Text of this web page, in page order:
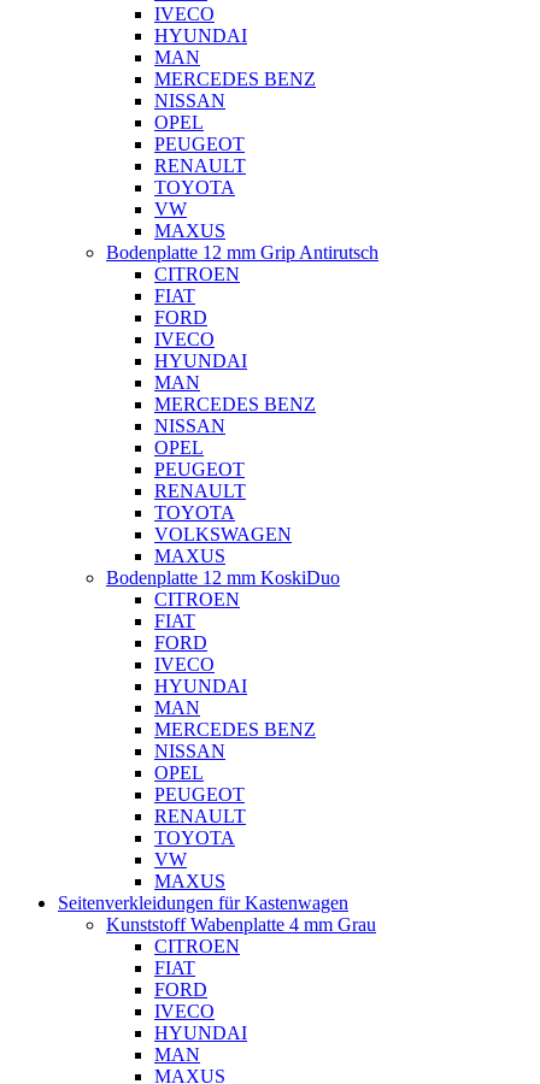
IVECO
HYUNDAI
MAN
MERCEDES BENZ
NISSAN
OPEL
PEUGEOT
RENAULT
TOYOTA
VW
MAXUS
Bodenplatte 12 mm Grip Antirutsch
CITROEN
FIAT
FORD
IVECO
HYUNDAI
MAN
MERCEDES BENZ
NISSAN
OPEL
PEUGEOT
RENAULT
TOYOTA
VOLKSWAGEN
MAXUS
Bodenplatte 12 mm KoskiDuo
CITROEN
FIAT
FORD
IVECO
HYUNDAI
MAN
MERCEDES BENZ
NISSAN
OPEL
PEUGEOT
RENAULT
TOYOTA
VW
MAXUS
Seitenverkleidungen für Kastenwagen
Kunststoff Wabenplatte 4 mm Grau
CITROEN
FIAT
FORD
IVECO
HYUNDAI
MAN
MAXUS